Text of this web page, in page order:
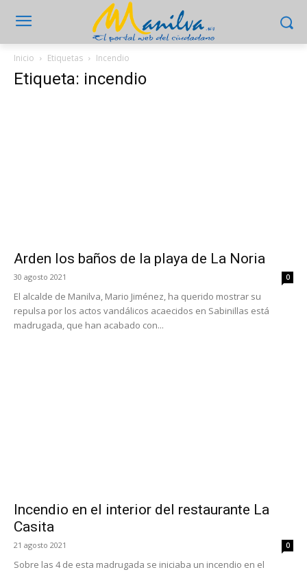
Inicio Etiquetas Incendio
Etiqueta: incendio
Arden los baños de la playa de La Noria
30 agosto 2021 0
El alcalde de Manilva, Mario Jiménez, ha querido mostrar su
repulsa por los actos vandálicos acaecidos en Sabinillas está
madrugada, que han acabado con...
Incendio en el interior del restaurante La
Casita
21 agosto 2021 0
Sobre las 4 de esta madrugada se iniciaba un incendio en el